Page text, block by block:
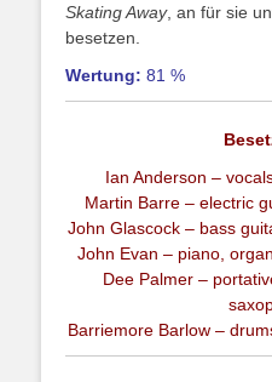
Skating Away, an für sie
besetzen.
Wertung: 81 %
Ian Anderson –
Martin Barre – electric
John Glascock – bass
John Evan – piano,
Dee Palmer –
Barriemore Barlow –